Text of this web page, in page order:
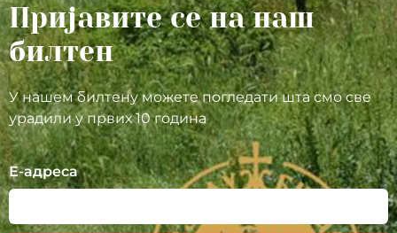
Пријавите се на наш
билтен
У нашем билтену можете погледати шта смо све
урадили у првих 10 година
Е-адреса